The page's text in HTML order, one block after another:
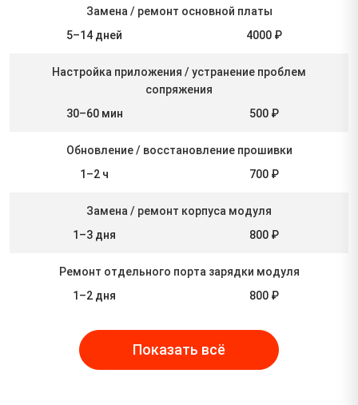
Замена / ремонт основной платы
5–14 дней
4000 ₽
Настройка приложения / устранение проблем
сопряжения
30–60 мин
500 ₽
Обновление / восстановление прошивки
1–2 ч
700 ₽
Замена / ремонт корпуса модуля
1–3 дня
800 ₽
Ремонт отдельного порта зарядки модуля
1–2 дня
800 ₽
Показать всё